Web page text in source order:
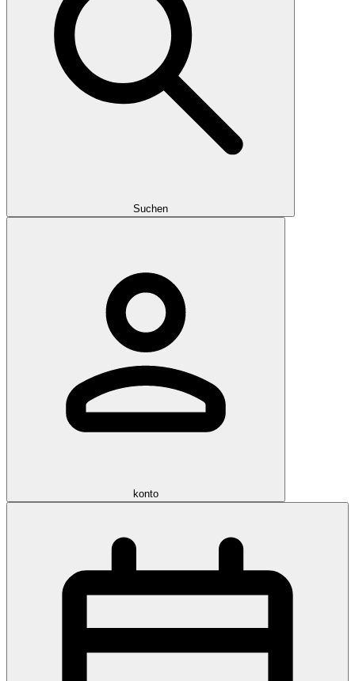
Suchen
konto